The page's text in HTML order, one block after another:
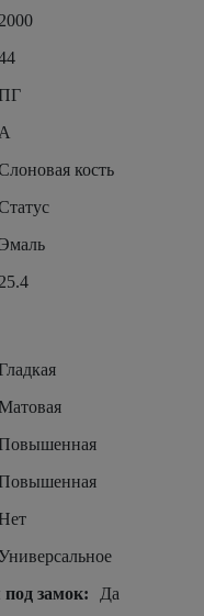
2000
А
кость
Эмаль
25.4
замок:
Да